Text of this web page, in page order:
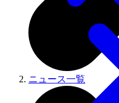
ニュース一覧